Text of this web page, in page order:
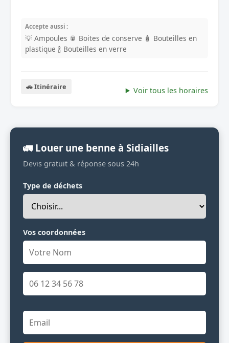
Accepte aussi :
💡 Ampoules 🥫 Boites de conserve 🧴 Bouteilles en
plastique 🍾 Bouteilles en verre
🚗 Itinéraire Voir tous les horaires
🚛 Louer une benne à Sidiailles
Devis gratuit & réponse sous 24h
Type de déchets
Vos coordonnées